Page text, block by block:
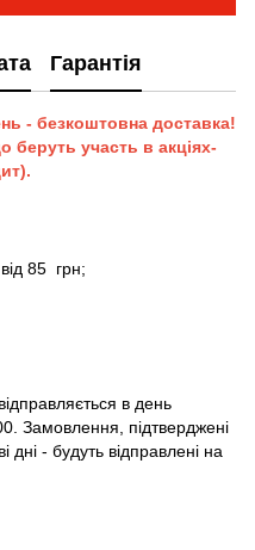
Гарантія
- безкоштовна доставка!
участь в акціях-
85 грн;
в день
Замовлення, підтверджені
дні - будуть відправлені на